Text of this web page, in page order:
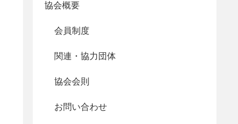
協会概要
会員制度
関連・協力団体
協会会則
お問い合わせ